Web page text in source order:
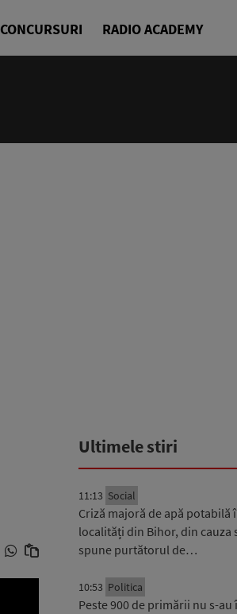
CONCURSURI RADIO ACADEMY
Ultimele stiri
11:13 Social
Criză majoră de apă potabilă
localități din Bihor, din cauza
spune purtătorul de…
10:53 Politica
Peste 900 de primării nu s-au